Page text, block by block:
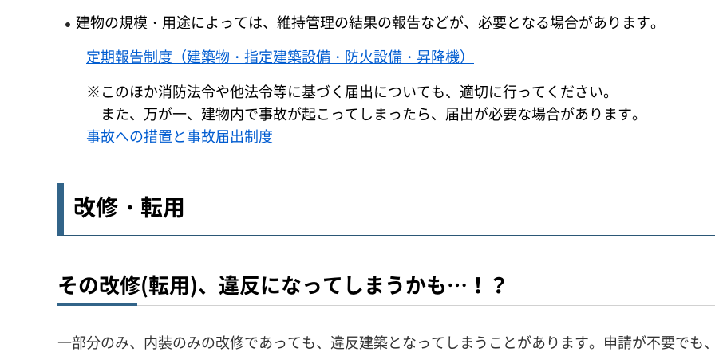
建物の規模・用途によっては、維持管理の結果の報告などが、必要となる場合があります。
定期報告制度（建築物・指定建築設備・防火設備・昇降機）
※このほか消防法令や他法令等に基づく届出についても、適切に行ってください。
また、 万が一、建物内で事故が起こってしまったら、届出が必要な場合があります。
事故への措置と事故届出制度
改修・転用
その改修(転用)、違反になってしまうかも…！？
一部分のみ、内装のみの改修であっても、違反建築となってしまうことがあります。申請が不要でも